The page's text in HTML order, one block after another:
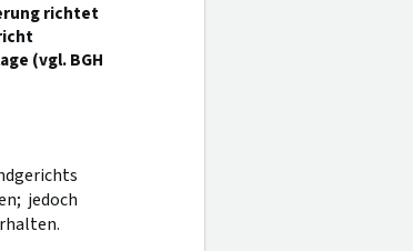
richtet
(vgl. BGH
jedoch